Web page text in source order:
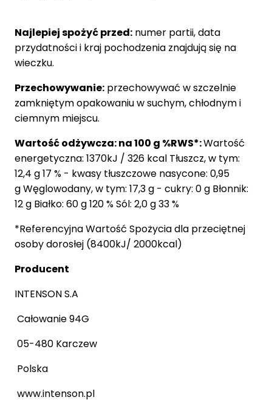
Najlepiej spożyć przed: numer partii, data
przydatności i kraj pochodzenia znajdują się na
wieczku.
Przechowywanie: przechowywać w szczelnie
zamkniętym opakowaniu w suchym, chłodnym i
ciemnym miejscu.
Wartość odżywcza: na 100 g %RWS*:Wartość
energetyczna: 1370kJ / 326 kcal Tłuszcz, w tym:
12,4 g 17 % - kwasy tłuszczowe nasycone: 0,95
g Węglowodany, w tym: 17,3 g - cukry: 0 g Błonnik:
12 g Białko: 60 g 120 % Sól: 2,0 g 33 %
*Referencyjna Wartość Spożycia dla przeciętnej
osoby dorosłej (8400kJ/ 2000kcal)
Producent
INTENSON S.A
Całowanie 94G
05-480 Karczew
Polska
www.intenson.pl